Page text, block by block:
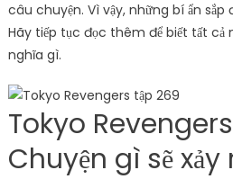
câu chuyện. Vì vậy, những bí ẩn sắp
Hãy tiếp tục đọc thêm để biết tất cả
nghĩa gì.
Tokyo
Chuyện gì sẽ